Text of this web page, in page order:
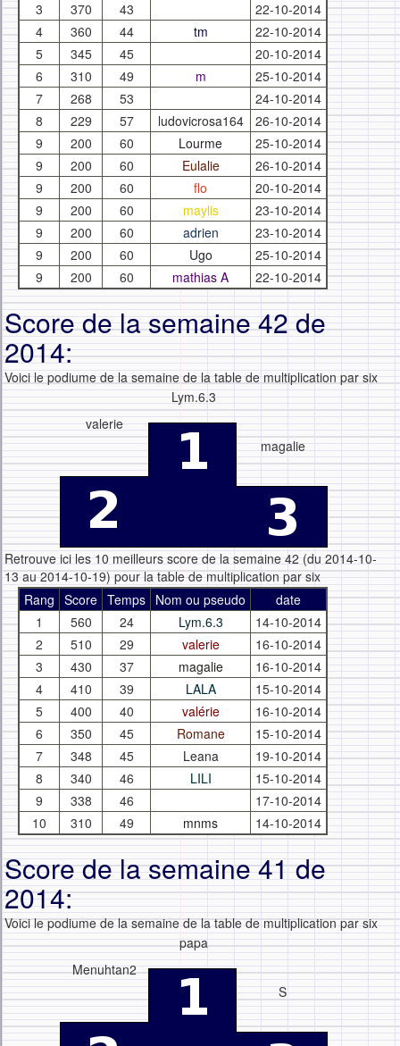
3
370 43
22-10-2014
4
360 44 tm
22-10-2014
5
345 45
20-10-2014
6
310 49 m
25-10-2014
7
268 53
24-10-2014
8
229 57 ludovicrosa164
26-10-2014
9
200 60 Lourme
25-10-2014
9
200 60 Eulalie
26-10-2014
9
200 60 flo
20-10-2014
9
200 60 maylis
23-10-2014
9
200 60 adrien
23-10-2014
9
200 60 Ugo
25-10-2014
9
200 60 mathias A 22-10-2014
Score de la semaine 42 de
2014:
Voici le podiume de la semaine de la table de multiplication par six
valerie
Lym.6.3
magalie
Retrouve ici les 10 meilleurs score de la semaine 42 (du 2014-10-
13 au 2014-10-19) pour la table de multiplication par six
Rang Score Temps Nom ou pseudo
date
1
560 24 Lym.6.3
14-10-2014
2
510 29 valerie
16-10-2014
3
430 37 magalie
16-10-2014
4
410 39 LALA
15-10-2014
5
400 40 valérie
16-10-2014
6
350 45 Romane
15-10-2014
7
348 45 Leana
19-10-2014
8
340 46 LILI
15-10-2014
9
338 46
17-10-2014
10
310 49 mnms 14-10-2014
Score de la semaine 41 de
2014:
Voici le podiume de la semaine de la table de multiplication par six
Menuhtan2
papa
S